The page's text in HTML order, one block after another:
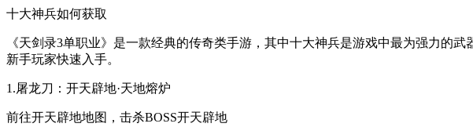
十大神兵如何获取
《天剑录3单职业》是一款经典的传奇类手游，其中十大神兵是游戏中最为强力的
新手玩家快速入手。
1.屠龙刀：开天辟地·天地熔炉
前往开天辟地地图，击杀BOSS开天辟地